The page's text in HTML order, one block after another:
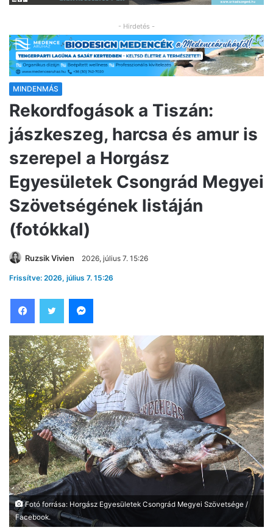
- Hirdetés -
MINDENMÁS
Rekordfogások a Tiszán:
jászkeszeg, harcsa és amur is
szerepel a Horgász
Egyesületek Csongrád Megyei
Szövetségének listáján
(fotókkal)
Ruzsik Vivien 2026, július 7. 15:26
Frissítve: 2026, július 7. 15:26
Fotó forrása: Horgász Egyesületek Csongrád Megyei Szövetsége /
Facebook.